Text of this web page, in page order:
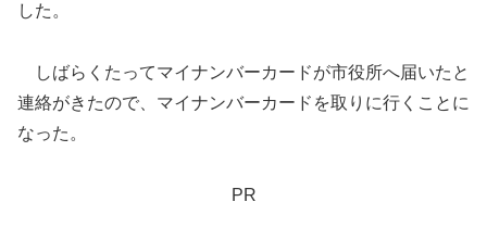
した。
しばらくたってマイナンバーカードが市役所へ届いたと
連絡がきたので、マイナンバーカードを取りに行くことに
なった。
PR